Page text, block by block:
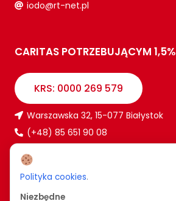
iodo@rt-net.pl
CARITAS POTRZEBUJĄCYM 1,5%
KRS: 0000 269 579
Warszawska 32, 15-077 Białystok
(+48) 85 651 90 08
bialystok@caritas.pl
Polityka cookies.
Niezbędne